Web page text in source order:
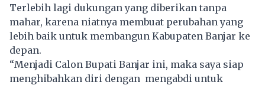
Terlebih lagi dukungan yang diberikan tanpa
mahar, karena niatnya membuat perubahan yang
lebih baik untuk membangun Kabupaten Banjar ke
depan.
“Menjadi Calon Bupati Banjar ini, maka saya siap
menghibahkan diri dengan mengabdi untuk